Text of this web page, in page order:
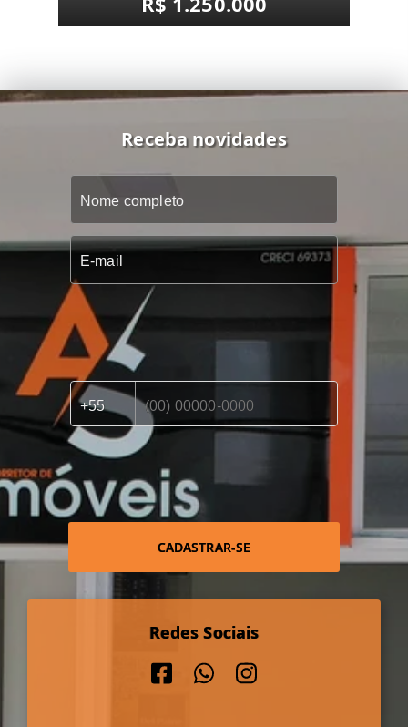
Receba novidades
CADASTRAR-SE
Redes Sociais